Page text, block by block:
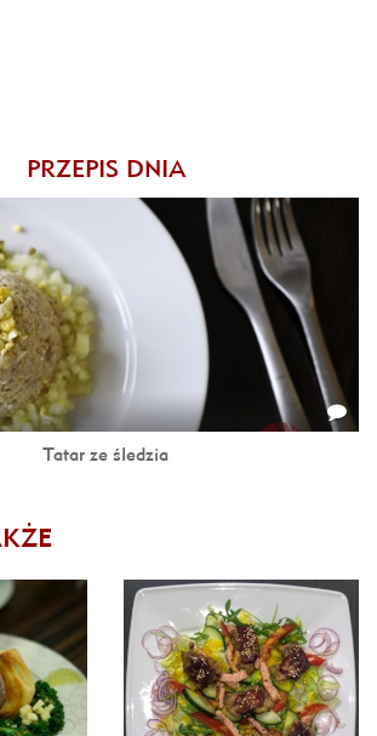
PRZEPIS DNIA
Tatar ze śledzia